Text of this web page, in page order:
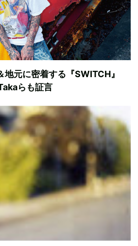
地元に密着する『SWITCH』
らも証言